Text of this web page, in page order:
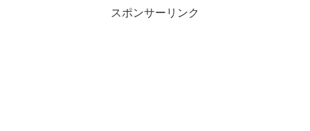
スポンサーリンク